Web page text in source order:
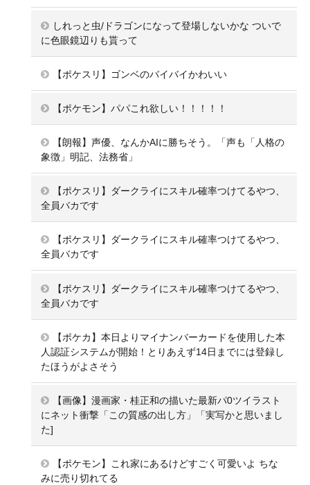
しれっと虫/ドラゴンになって登場しないかな ついで
に色眼鏡辺りも貰って
【ポケスリ】ゴンベのバイバイかわいい
【ポケモン】パパこれ欲しい！！！！！
【朗報】声優、なんかAIに勝ちそう。「声も「人格の
象徴」明記、法務省」
【ポケスリ】ダークライにスキル確率つけてるやつ、
全員バカです
【ポケスリ】ダークライにスキル確率つけてるやつ、
全員バカです
【ポケスリ】ダークライにスキル確率つけてるやつ、
全員バカです
【ポケカ】本日よりマイナンバーカードを使用した本
人認証システムが開始！とりあえず14日までには登録し
たほうがよさそう
【画像】漫画家・桂正和の描いた最新パ0ツイラスト
にネット衝撃「この質感の出し方」「実写かと思いまし
た]
【ポケモン】これ家にあるけどすごく可愛いよ ちな
みに売り切れてる